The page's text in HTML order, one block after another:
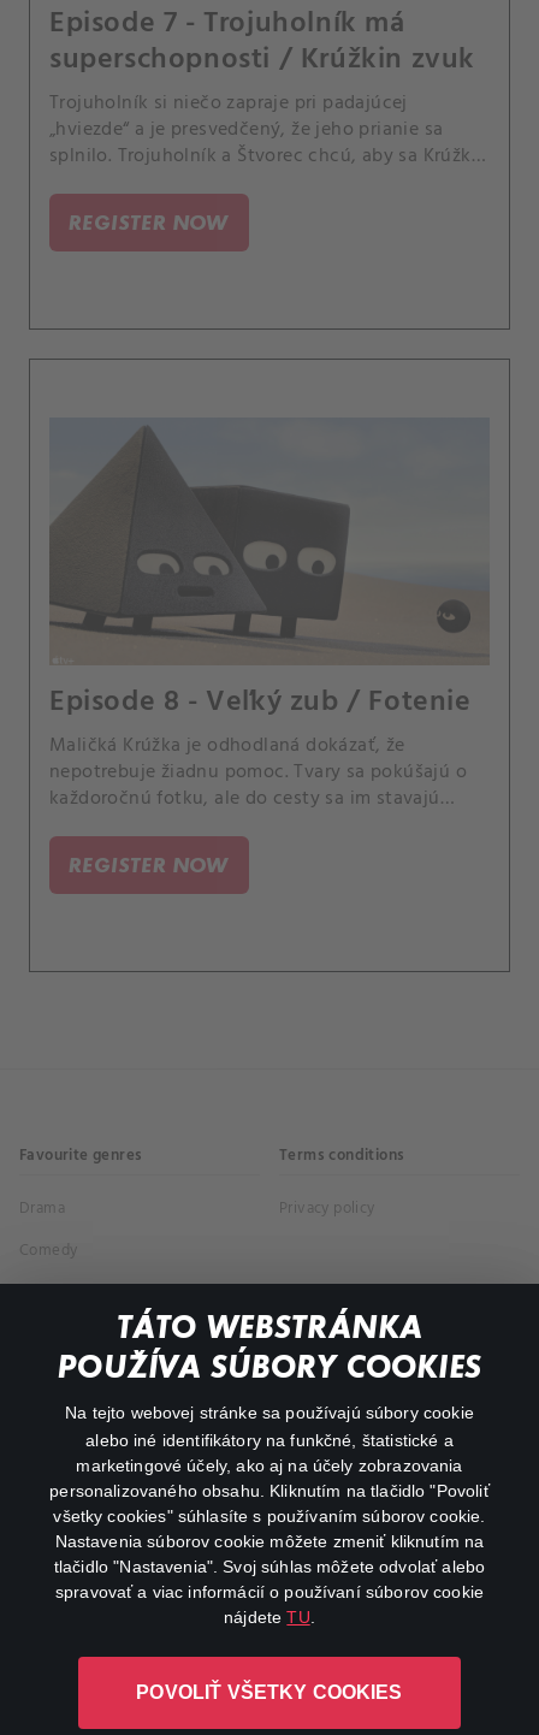
TÁTO WEBSTRÁNKA
POUŽÍVA SÚBORY COOKIES
Na tejto webovej stránke sa používajú súbory cookie
alebo iné identifikátory na funkčné, štatistické a
marketingové účely, ako aj na účely zobrazovania
personalizovaného obsahu. Kliknutím na tlačidlo "Povoliť
všetky cookies" súhlasíte s používaním súborov cookie.
Nastavenia súborov cookie môžete zmeniť kliknutím na
tlačidlo "Nastavenia". Svoj súhlas môžete odvolať alebo
spravovať a viac informácií o používaní súborov cookie
nájdeteTU
POVOLIŤ VŠETKY COOKIES
Episode 7 - Trojuholník má
superschopnosti / Krúžkin zvuk
Trojuholník si niečo zapraje pri padajúcej
„hviezde“ a je presvedčený, že jeho prianie sa
splnilo. Trojuholník a Štvorec chcú, aby sa Krúžka
REGISTER NOW
Episode 8 - Veľký zub / Fotenie
Maličká Krúžka je odhodlaná dokázať, že
nepotrebuje žiadnu pomoc. Tvary sa pokúšajú o
každoročnú fotku, ale do cesty sa im stavajú
REGISTER NOW
Favourite genres
Drama
Comedy
Terms conditions
Privacy policy
My profile
Important links
Canal+ Luxembourg S. à r.l. so sídlom Rue Albert Borschette 4,